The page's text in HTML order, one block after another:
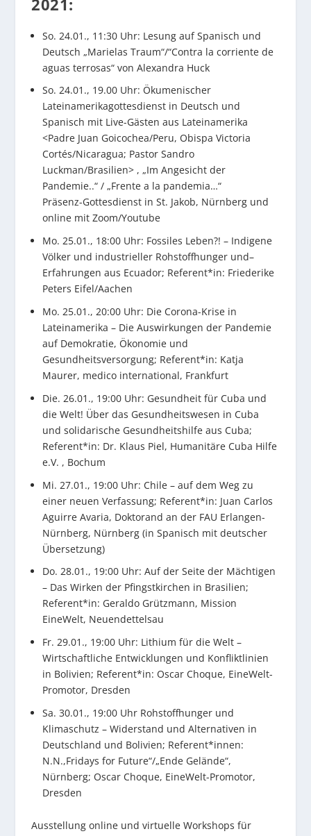
So. 24.01., 11:30 Uhr: Lesung auf Spanisch und
Deutsch „Marielas Traum“/“Contra la corriente de
aguas terrosas“ von Alexandra Huck
So. 24.01., 19.00 Uhr: Ökumenischer
Lateinamerikagottesdienst in Deutsch und
Spanisch mit Live-Gästen aus Lateinamerika
<Padre Juan Goicochea/Peru, Obispa Victoria
Cortés/Nicaragua; Pastor Sandro
Luckman/Brasilien> , „Im Angesicht der
Pandemie..“ / „Frente a la pandemia…“
Präsenz-Gottesdienst in St. Jakob, Nürnberg und
online mit Zoom/Youtube
Mo. 25.01., 18:00 Uhr: Fossiles Leben?! – Indigene
Völker und industrieller Rohstoffhunger und–
Erfahrungen aus Ecuador; Referent*in: Friederike
Peters Eifel/Aachen
Mo. 25.01., 20:00 Uhr: Die Corona-Krise in
Lateinamerika – Die Auswirkungen der Pandemie
auf Demokratie, Ökonomie und
Gesundheitsversorgung; Referent*in: Katja
Maurer, medico international, Frankfurt
Die. 26.01., 19:00 Uhr: Gesundheit für Cuba und
die Welt! Über das Gesundheitswesen in Cuba
und solidarische Gesundheitshilfe aus Cuba;
Referent*in: Dr. Klaus Piel, Humanitäre Cuba Hilfe
e.V. , Bochum
Mi. 27.01., 19:00 Uhr: Chile – auf dem Weg zu
einer neuen Verfassung; Referent*in: Juan Carlos
Aguirre Avaria, Doktorand an der FAU Erlangen-
Nürnberg, Nürnberg (in Spanisch mit deutscher
Übersetzung)
Do. 28.01., 19:00 Uhr: Auf der Seite der Mächtigen
– Das Wirken der Pfingstkirchen in Brasilien;
Referent*in: Geraldo Grützmann, Mission
EineWelt, Neuendettelsau
Fr. 29.01., 19:00 Uhr: Lithium für die Welt –
Wirtschaftliche Entwicklungen und Konfliktlinien
in Bolivien; Referent*in: Oscar Choque, EineWelt-
Promotor, Dresden
Sa. 30.01., 19:00 Uhr Rohstoffhunger und
Klimaschutz – Widerstand und Alternativen in
Deutschland und Bolivien; Referent*innen:
N.N.,Fridays for Future“/„Ende Gelände“,
Nürnberg; Oscar Choque, EineWelt-Promotor,
Dresden
Ausstellung online und virtuelle Workshops für